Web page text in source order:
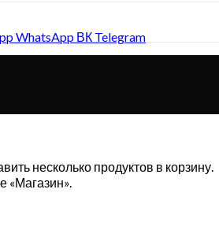
WhatsApp ВК Telegram
несколько продуктов в корзину.
«Магазин».